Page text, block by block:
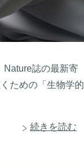
Nature誌の最新寄
ための「生物学的
続きを読む